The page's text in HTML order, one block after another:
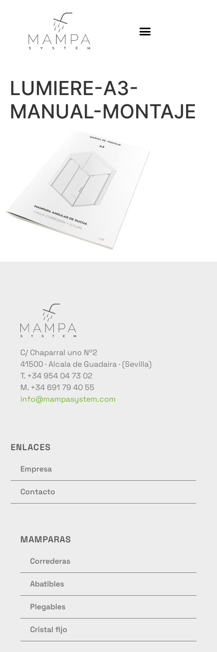
LUMIERE-A3-
MANUAL-MONTAJE
C/ Chaparral uno Nº2
41500 · Alcala de Guadaira · (Sevilla)
T. +34 954 04 73 02
M. +34 691 79 40 55
info@mampasystem.com
ENLACES
Empresa
Contacto
MAMPARAS
Correderas
Abatibles
Plegables
Cristal fijo